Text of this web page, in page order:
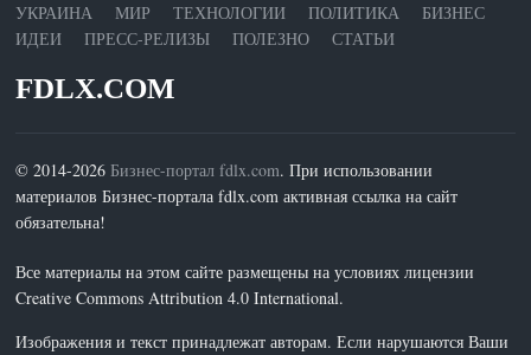
УКРАИНА МИР ТЕХНОЛОГИИ ПОЛИТИКА
БИЗНЕС
ИДЕИ
ПРЕСС-РЕЛИЗЫ ПОЛЕЗНО СТАТЬИ
FDLX.COM
© 2014-2026Бизнес-портал fdlx.com. При использовании
материалов Бизнес-портала fdlx.com активная ссылка на сайт
обязательна!
Все материалы на этом сайте размещены на условиях лицензии
Creative Commons Attribution 4.0 International.
Изображения и текст принадлежат авторам. Если нарушаются Ваши